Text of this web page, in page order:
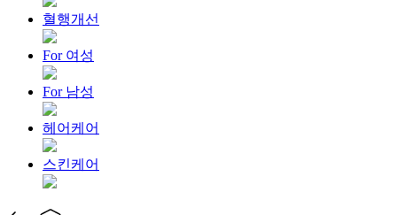
혈행개선
For 여성
For 남성
헤어케어
스킨케어